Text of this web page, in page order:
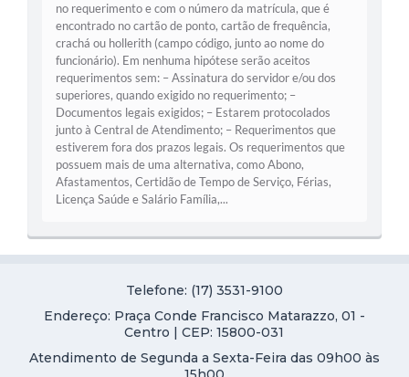
no requerimento e com o número da matrícula, que é
encontrado no cartão de ponto, cartão de frequência,
crachá ou hollerith (campo código, junto ao nome do
funcionário). Em nenhuma hipótese serão aceitos
requerimentos sem: – Assinatura do servidor e/ou dos
superiores, quando exigido no requerimento; –
Documentos legais exigidos; – Estarem protocolados
junto à Central de Atendimento; – Requerimentos que
estiverem fora dos prazos legais. Os requerimentos que
possuem mais de uma alternativa, como Abono,
Afastamentos, Certidão de Tempo de Serviço, Férias,
Licença Saúde e Salário Família,...
Telefone: (17) 3531-9100
Endereço: Praça Conde Francisco Matarazzo, 01 -
Centro | CEP: 15800-031
Atendimento de Segunda a Sexta-Feira das 09h00 às